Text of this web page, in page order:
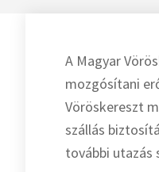
A Magyar
mozgósítani
Vöröskereszt
szállás
további utazás